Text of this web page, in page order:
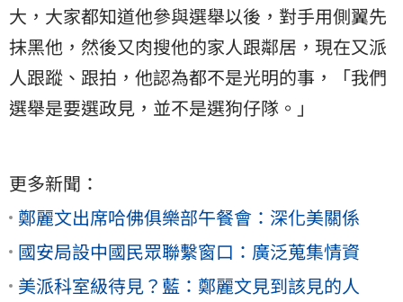
大，大家都知道他參與選舉以後，對手用側翼先
抹黑他，然後又肉搜他的家人跟鄰居，現在又派
人跟蹤、跟拍，他認為都不是光明的事，「我們
選舉是要選政見，並不是選狗仔隊。」
更多新聞：
鄭麗文出席哈佛俱樂部午餐會：深化美關係
國安局設中國民眾聯繫窗口：廣泛蒐集情資
美派科室級待見？藍：鄭麗文見到該見的人